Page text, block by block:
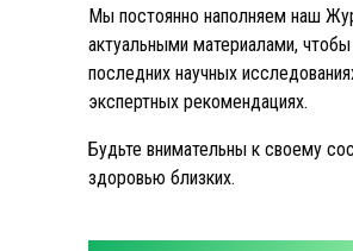
Мы постоянно наполняем наш
актуальными материалами,
последних научных
экспертных рекомендациях.
Будьте внимательны к своему
здоровью близких.